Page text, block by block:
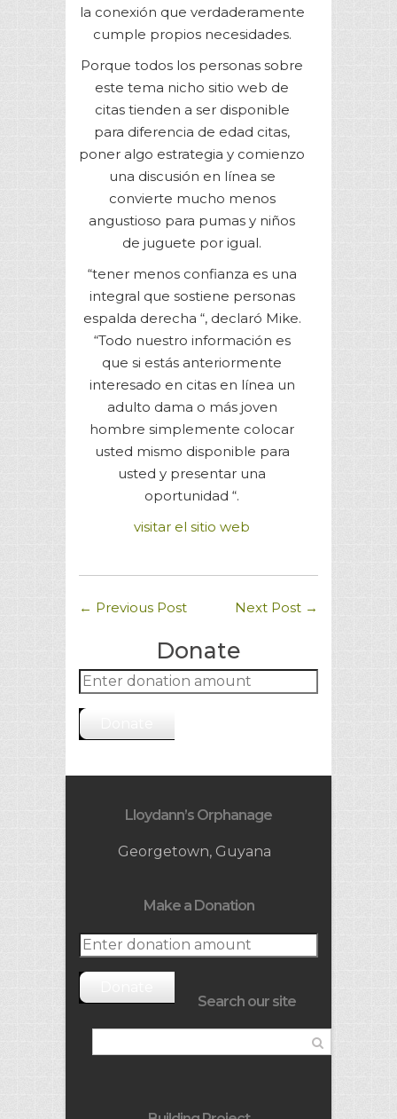
la conexión que verdaderamente
cumple propios necesidades.
Porque todos los personas sobre
este tema nicho sitio web de
citas tienden a ser disponible
para diferencia de edad citas,
poner algo estrategia y comienzo
una discusión en línea se
convierte mucho menos
angustioso para pumas y niños
de juguete por igual.
“tener menos confianza es una
integral que sostiene personas
espalda derecha “, declaró Mike.
“Todo nuestro información es
que si estás anteriormente
interesado en citas en línea un
adulto dama o más joven
hombre simplemente colocar
usted mismo disponible para
usted y presentar una
oportunidad “.
visitar el sitio web
← Previous Post Next Post →
Donate
Lloydann’s Orphanage
Georgetown, Guyana
Make a Donation
Search our site